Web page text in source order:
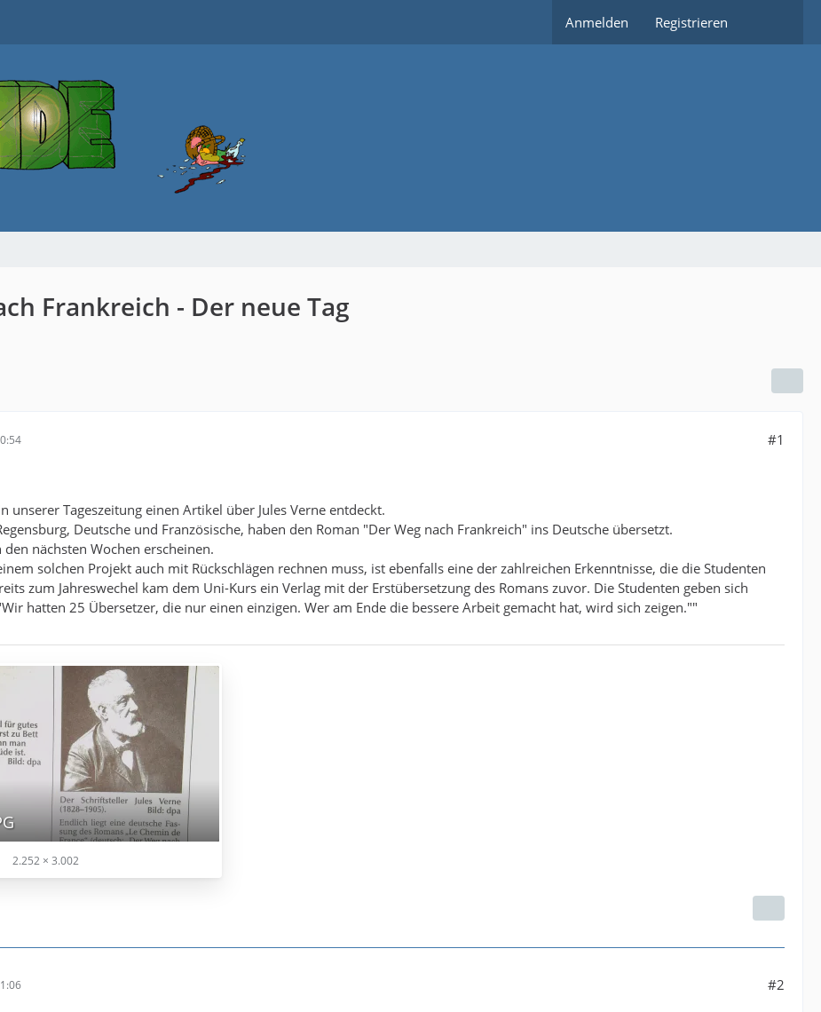
Anmelden Registrieren
Frankreich - Der neue Tag
#1
unserer Tageszeitung einen Artikel über Jules Verne entdeckt.
Deutsche und Französische, haben den Roman "Der Weg nach Frankreich" ins Deutsche übersetzt.
den nächsten Wochen erscheinen.
solchen Projekt auch mit Rückschlägen rechnen muss, ist ebenfalls eine der zahlreichen Erkenntnisse, die die Studenten
zum Jahreswechel kam dem Uni-Kurs ein Verlag mit der Erstübersetzung des Romans zuvor. Die Studenten geben sich
hatten 25 Übersetzer, die nur einen einzigen. Wer am Ende die bessere Arbeit gemacht hat, wird sich zeigen.""
2.252 × 3.002
#2